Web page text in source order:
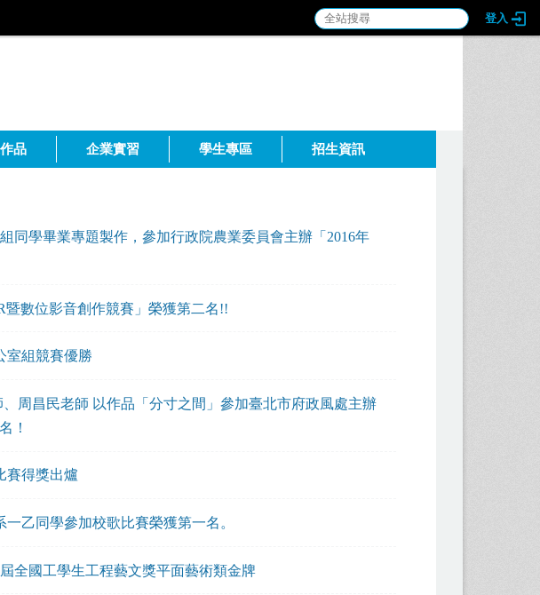
登入
品 企業實習 學生專區 招生資訊
同學畢業專題製作，參加行政院農業委員會主辦「2016年
數位影音創作競賽」榮獲第二名!!
室組競賽優勝
周昌民老師 以作品「分寸之間」參加臺北市府政風處主辦
！
賽得獎出爐
乙同學參加校歌比賽榮獲第一名。
全國工學生工程藝文獎平面藝術類金牌